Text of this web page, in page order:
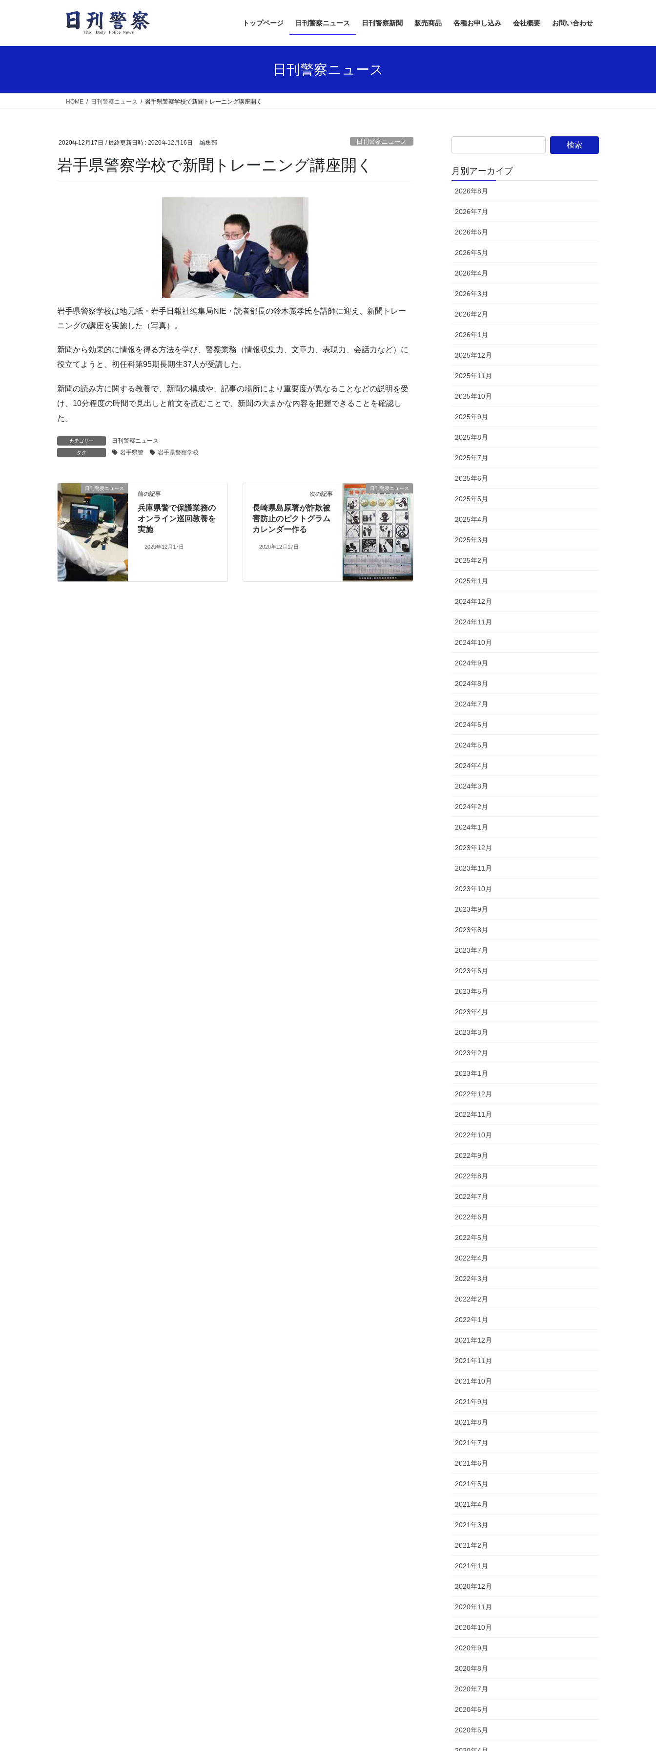
トップページ 日刊警察ニュース 日刊警察新聞 販売商品 各種お申し込み 会社概要 お問い合わせ
日刊警察ニュース
HOME 日刊警察ニュース 岩手県警察学校で新聞トレーニング講座開く
2020年12月17日 / 最終更新日時 : 2020年12月16日 編集部 日刊警察ニュース
岩手県警察学校で新聞トレーニング講座開く
岩手県警察学校は地元紙・岩手日報社編集局NIE・読者部長の鈴木義孝氏を講師に迎え、新聞トレー
ニングの講座を実施した（写真）。
新聞から効果的に情報を得る方法を学び、警察業務（情報収集力、文章力、表現力、会話力など）に
役立てようと、初任科第95期長期生37人が受講した。
新聞の読み方に関する教養で、新聞の構成や、記事の場所により重要度が異なることなどの説明を受
け、10分程度の時間で見出しと前文を読むことで、新聞の大まかな内容を把握できることを確認し
た。
カテゴリー 日刊警察ニュース
タグ 岩手県警 岩手県警察学校
日刊警察ニュース
前の記事
兵庫県警で保護業務の
オンライン巡回教養を
実施
2020年12月17日
日刊警察ニュース
次の記事
長崎県島原署が詐欺被
害防止のピクトグラム
カレンダー作る
2020年12月17日
月別アーカイブ
2026年8月
2026年7月
2026年6月
2026年5月
2026年4月
2026年3月
2026年2月
2026年1月
2025年12月
2025年11月
2025年10月
2025年9月
2025年8月
2025年7月
2025年6月
2025年5月
2025年4月
2025年3月
2025年2月
2025年1月
2024年12月
2024年11月
2024年10月
2024年9月
2024年8月
2024年7月
2024年6月
2024年5月
2024年4月
2024年3月
2024年2月
2024年1月
2023年12月
2023年11月
2023年10月
2023年9月
2023年8月
2023年7月
2023年6月
2023年5月
2023年4月
2023年3月
2023年2月
2023年1月
2022年12月
2022年11月
2022年10月
2022年9月
2022年8月
2022年7月
2022年6月
2022年5月
2022年4月
2022年3月
2022年2月
2022年1月
2021年12月
2021年11月
2021年10月
2021年9月
2021年8月
2021年7月
2021年6月
2021年5月
2021年4月
2021年3月
2021年2月
2021年1月
2020年12月
2020年11月
2020年10月
2020年9月
2020年8月
2020年7月
2020年6月
2020年5月